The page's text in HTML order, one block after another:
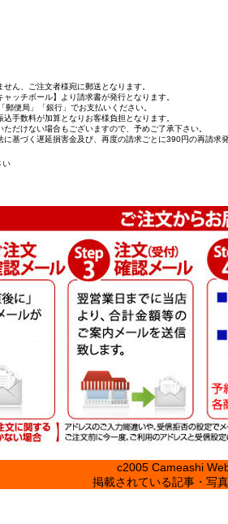
ん、ご注文者様宛に郵送となります。
ッチボール】より請求書が発行となります。
便局」「銀行」でお支払いください。
手数料が加算となりお客様負担となります。
だけない場合もございますので、予めご了承下さい。
基づく遅延損害金及び、再度の請求ごとに390円の再請求
い
c2005 Cameashi
掲載されている記事・写